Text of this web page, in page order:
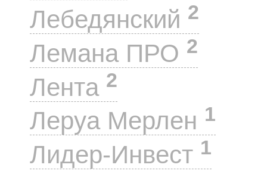
Лебедянский 2
Лемана ПРО 2
Лента 2
Леруа Мерлен 1
Лидер-Инвест 1